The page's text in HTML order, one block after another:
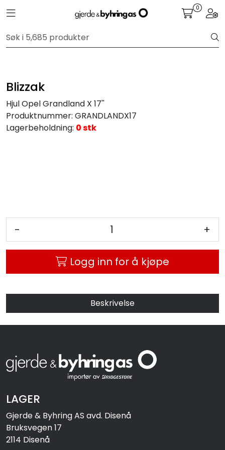
Toggle navigation 0
Blizzak
Hjul Opel Grandland X 17''
Produktnummer: GRANDLANDX17
Lagerbeholdning: 0 stk
- +
Logg inn for å kjøpe
Beskrivelse
LAGER
Gjerde & Byhring AS avd. Disenå
Bruksvegen 17
2114 Disenå
Personbil
Lastebil
Tilbudstorget